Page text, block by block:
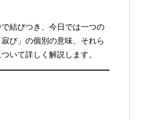
結びつき、今日では一つの
び」の個別の意味、それら
いて詳しく解説します。